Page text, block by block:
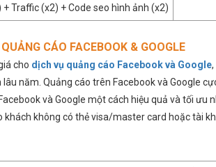
+ Traffic (x2) + Code seo hình ảnh (x2)
CÁO FACEBOOK & GOOGLE
cho dịch vụ quảng cáo Facebook và Google
năm. Quảng cáo trên Facebook và Google
và Google một cách hiệu quả và tối ưu
khách không có thẻ visa/master card hoặc tài